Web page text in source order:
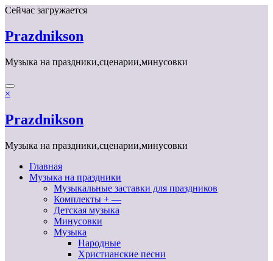
Перейти
содержимому
Сейчас загружается
Prazdnikson
Музыка на праздники,сценарии,минусовки
×
Prazdnikson
Музыка на праздники,сценарии,минусовки
Главная
Музыка на праздники
Музыкальные заставки для праздников
Комплекты + —
Детская музыка
Минусовки
Музыка
Народные
Христианские песни